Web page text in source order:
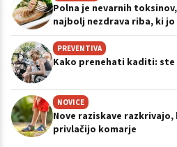
Polna je nevarnih
najbolj nezdrava riba, ki
PREVENTIVA
Kako prenehati kaditi: ste
NOVICE
Nove raziskave
privlačijo komarje